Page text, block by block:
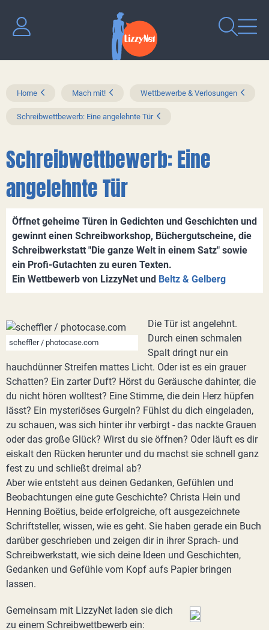
Home Mach mit! Wettbewerbe & Verlosungen
Schreibwettbewerb: Eine angelehnte Tür
Schreibwettbewerb: Eine
angelehnte Tür
Öffnet geheime Türen in Gedichten und Geschichten und
gewinnt einen Schreibworkshop, Büchergutscheine, die
Schreibwerkstatt "Die ganze Welt in einem Satz" sowie
ein Profi-Gutachten zu euren Texten.
Ein Wettbewerb von LizzyNet und Beltz & Gelberg
scheffler / photocase.com
Die Tür ist angelehnt.
Durch einen schmalen
Spalt dringt nur ein
hauchdünner Streifen mattes Licht. Oder ist es ein grauer
Schatten? Ein zarter Duft? Hörst du Geräusche dahinter, die
du nicht hören wolltest? Eine Stimme, die dein Herz hüpfen
lässt? Ein mysteriöses Gurgeln? Fühlst du dich eingeladen,
zu schauen, was sich hinter ihr verbirgt - das nackte Grauen
oder das große Glück? Wirst du sie öffnen? Oder läuft es dir
eiskalt den Rücken herunter und du machst sie schnell ganz
fest zu und schließt dreimal ab?
Aber wie entsteht aus deinen Gedanken, Gefühlen und
Beobachtungen eine gute Geschichte? Christa Hein und
Henning Boëtius, beide erfolgreiche, oft ausgezeichnete
Schriftsteller, wissen, wie es geht. Sie haben gerade ein Buch
darüber geschrieben und zeigen dir in ihrer Sprach- und
Schreibwerkstatt, wie sich deine Ideen und Geschichten,
Gedanken und Gefühle vom Kopf aufs Papier bringen
lassen.
Gemeinsam mit LizzyNet laden sie dich
zu einem Schreibwettbewerb ein: